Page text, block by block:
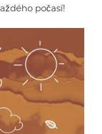
počasí!